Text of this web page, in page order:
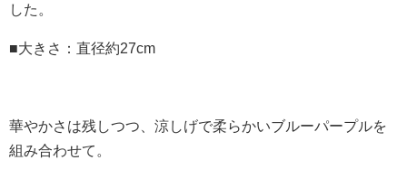
した。
■大きさ：直径約27cm
華やかさは残しつつ、涼しげで柔らかいブルーパープルを
組み合わせて。